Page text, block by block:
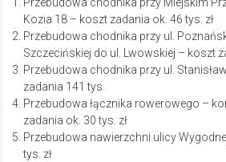
Kozia 18 – koszt zadania ok. 46 tys. zł
Przebudowa chodnika przy ul.
Szczecińskiej do ul. Lwowskiej – koszt
Przebudowa chodnika przy ul.
zadania 141 tys.
Przebudowa łącznika rowerowego –
zadania ok. 30 tys. zł
Przebudowa nawierzchni ulicy
tys. zł